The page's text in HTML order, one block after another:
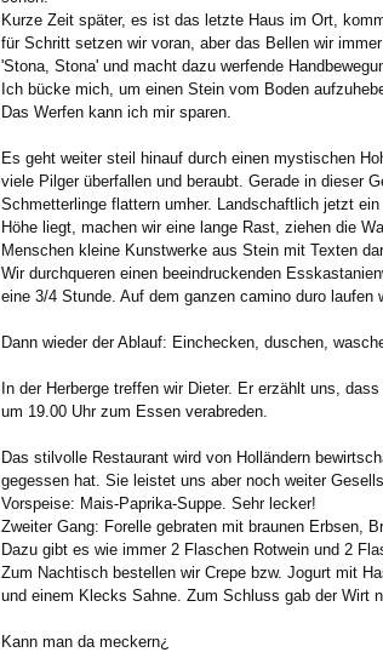
Kurze Zeit später, es ist das letzte Haus im Ort,
für Schritt setzen wir voran, aber das Bellen wir
'Stona, Stona' und macht dazu werfende
Ich bücke mich, um einen Stein vom Boden
Das Werfen kann ich mir sparen.
Es geht weiter steil hinauf durch einen mystischen
viele Pilger überfallen und beraubt. Gerade in dieser
Schmetterlinge flattern umher. Landschaftlich jetzt
Höhe liegt, machen wir eine lange Rast, ziehen die
Menschen kleine Kunstwerke aus Stein mit Texten
Wir durchqueren einen beeindruckenden
eine 3/4 Stunde. Auf dem ganzen camino duro
Dann wieder der Ablauf: Einchecken, duschen,
In der Herberge treffen wir Dieter. Er erzählt uns,
um 19.00 Uhr zum Essen verabreden.
Das stilvolle Restaurant wird von Holländern
gegessen hat. Sie leistet uns aber noch weiter
Vorspeise: Mais-Paprika-Suppe. Sehr lecker!
Zweiter Gang: Forelle gebraten mit braunen Erbsen,
Dazu gibt es wie immer 2 Flaschen Rotwein und 2
Zum Nachtisch bestellen wir Crepe bzw. Jogurt mit
und einem Klecks Sahne. Zum Schluss gab der Wirt
Kann man da meckern¿